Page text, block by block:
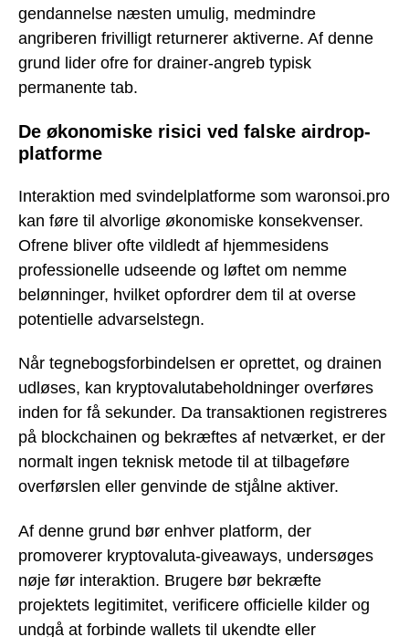
gendannelse næsten umulig, medmindre
angriberen frivilligt returnerer aktiverne. Af denne
grund lider ofre for drainer-angreb typisk
permanente tab.
De økonomiske risici ved falske airdrop-
platforme
Interaktion med svindelplatforme som waronsoi.pro
kan føre til alvorlige økonomiske konsekvenser.
Ofrene bliver ofte vildledt af hjemmesidens
professionelle udseende og løftet om nemme
belønninger, hvilket opfordrer dem til at overse
potentielle advarselstegn.
Når tegnebogsforbindelsen er oprettet, og drainen
udløses, kan kryptovalutabeholdninger overføres
inden for få sekunder. Da transaktionen registreres
på blockchainen og bekræftes af netværket, er der
normalt ingen teknisk metode til at tilbageføre
overførslen eller genvinde de stjålne aktiver.
Af denne grund bør enhver platform, der
promoverer kryptovaluta-giveaways, undersøges
nøje før interaktion. Brugere bør bekræfte
projektets legitimitet, verificere officielle kilder og
undgå at forbinde wallets til ukendte eller